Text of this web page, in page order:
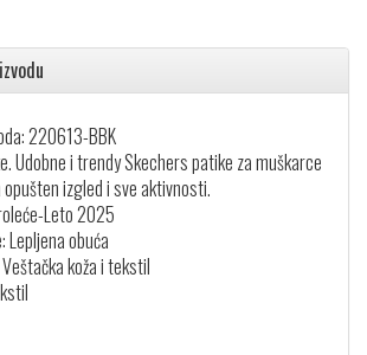
220613-BBK
Udobne i trendy Skechers patike za muškarce
opušten izgled i sve aktivnosti.
Leto 2025
Lepljena obuća
koža i tekstil